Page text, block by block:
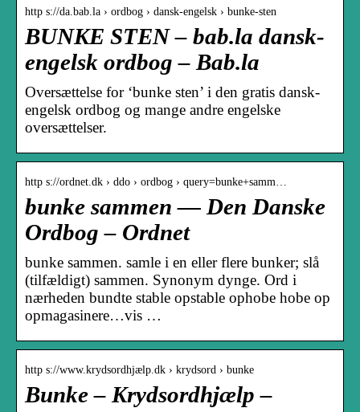
http s://da.bab.la › ordbog › dansk-engelsk › bunke-sten
BUNKE STEN – bab.la dansk-
engelsk ordbog – Bab.la
Oversættelse for ‘bunke sten’ i den gratis dansk-
engelsk ordbog og mange andre engelske
oversættelser.
http s://ordnet.dk › ddo › ordbog › query=bunke+samm…
bunke sammen — Den Danske
Ordbog – Ordnet
bunke sammen. samle i en eller flere bunker; slå
(tilfældigt) sammen. Synonym dynge. Ord i
nærheden bundte stable opstable ophobe hobe op
opmagasinere…vis …
http s://www.krydsordhjælp.dk › krydsord › bunke
Bunke – Krydsordhjælp –